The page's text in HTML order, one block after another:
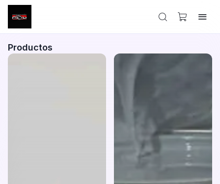
Productos